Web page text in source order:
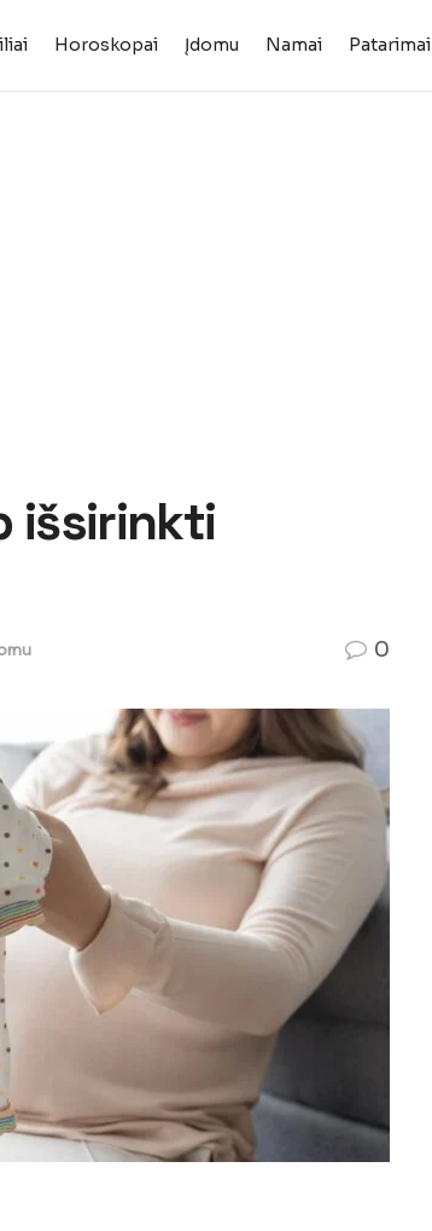
Horoskopai Įdomu Namai Patarimai
išsirinkti
0